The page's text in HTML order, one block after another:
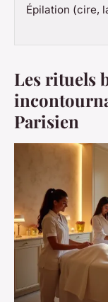
Épilation (cire,
Les rituels
Parisien